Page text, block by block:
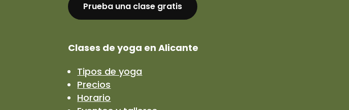
Prueba una clase gratis
Clases de yoga en Alicante
Tipos de yoga
Precios
Horario